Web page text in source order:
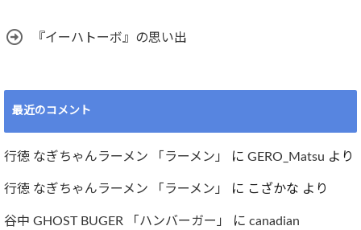
『イーハトーボ』の思い出
最近のコメント
行徳 なぎちゃんラーメン 「ラーメン」 に GERO_Matsu より
行徳 なぎちゃんラーメン 「ラーメン」 に こざかな より
谷中 GHOST BUGER 「ハンバーガー」 に canadian